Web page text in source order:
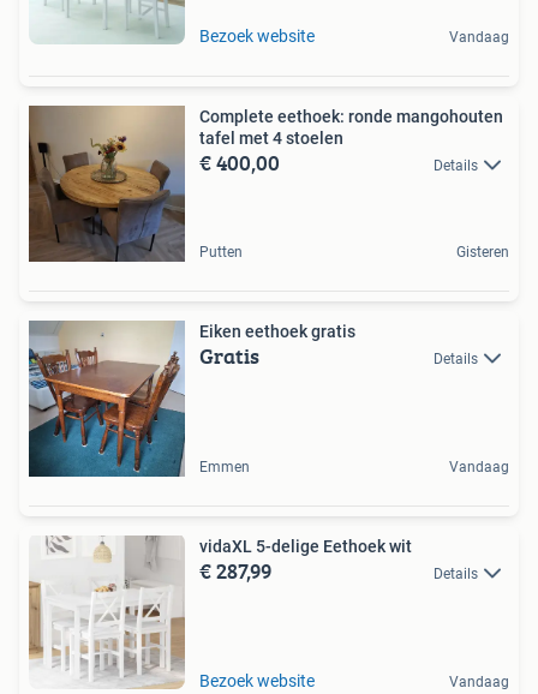
Bezoek website Vandaag
Complete eethoek: ronde mangohouten
tafel met 4 stoelen
€ 400,00 Details
Putten Gisteren
Eiken eethoek gratis
Gratis Details
Emmen Vandaag
vidaXL 5-delige Eethoek wit
€ 287,99 Details
Bezoek website Vandaag